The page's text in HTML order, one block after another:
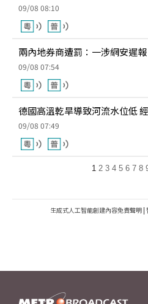
09/08 08:10
兩內地券商遭罰：一涉網安遲
09/08 07:54
德國高溫乾旱導致河流水位低
09/08 07:49
1 2 3 4 5 6 7 8
生成式人工智能創建內容免責聲明 |